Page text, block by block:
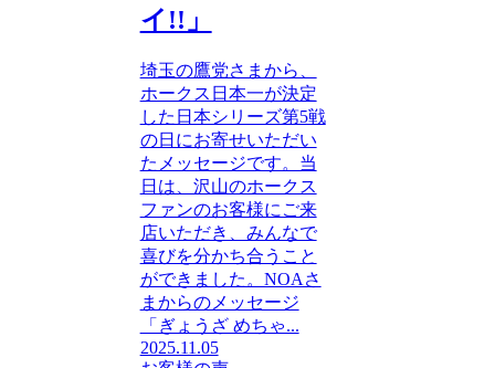
イ!!」
埼玉の鷹党さまから、
ホークス日本一が決定
した日本シリーズ第5戦
の日にお寄せいただい
たメッセージです。当
日は、沢山のホークス
ファンのお客様にご来
店いただき、みんなで
喜びを分かち合うこと
ができました。NOAさ
まからのメッセージ
「ぎょうざ めちゃ...
2025.11.05